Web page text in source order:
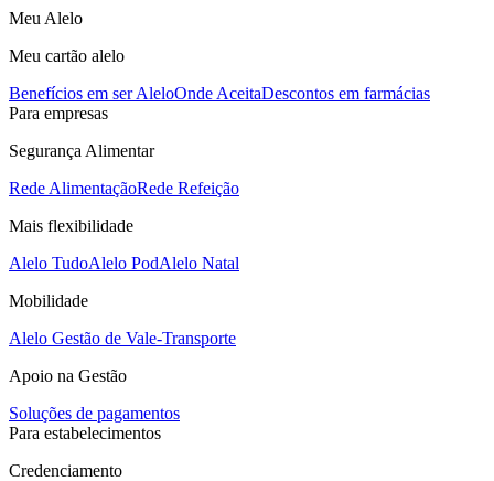
Meu Alelo
Meu cartão alelo
Benefícios em ser AleloOnde AceitaDescontos em farmácias
Para empresas
Segurança Alimentar
Rede AlimentaçãoRede Refeição
Mais flexibilidade
Alelo TudoAlelo PodAlelo Natal
Mobilidade
Alelo Gestão de Vale-Transporte
Apoio na Gestão
Soluções de pagamentos
Para estabelecimentos
Credenciamento